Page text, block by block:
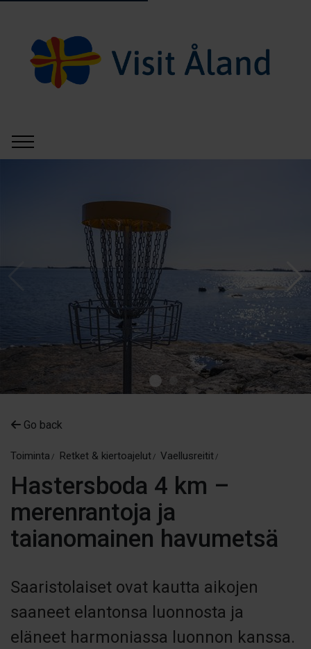
Go back
Toiminta Retket & kiertoajelut Vaellusreitit
Hastersboda 4 km –
merenrantoja ja
taianomainen havumetsä
Saaristolaiset ovat kautta aikojen
saaneet elantonsa luonnosta ja
eläneet harmoniassa luonnon kanssa.